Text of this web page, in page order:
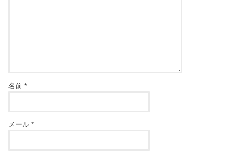
名前*
メール*